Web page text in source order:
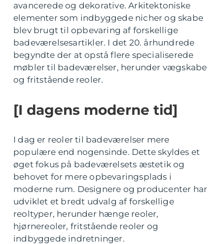
avancerede og dekorative. Arkitektoniske
elementer som indbyggede nicher og skabe
blev brugt til opbevaring af forskellige
badeværelsesartikler. I det 20. århundrede
begyndte der at opstå flere specialiserede
møbler til badeværelser, herunder vægskabe
og fritstående reoler.
[I dagens moderne tid]
I dag er reoler til badeværelser mere
populære end nogensinde. Dette skyldes et
øget fokus på badeværelsets æstetik og
behovet for mere opbevaringsplads i
moderne rum. Designere og producenter har
udviklet et bredt udvalg af forskellige
reoltyper, herunder hænge reoler,
hjørnereoler, fritstående reoler og
indbyggede indretninger.